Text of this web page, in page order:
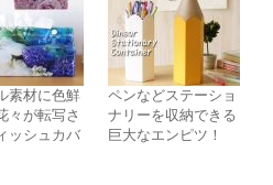
素材に色鮮
々が転写さ
ッシュカバ
ペンなどステーショ
ナリーを収納できる
巨大なエンピツ！